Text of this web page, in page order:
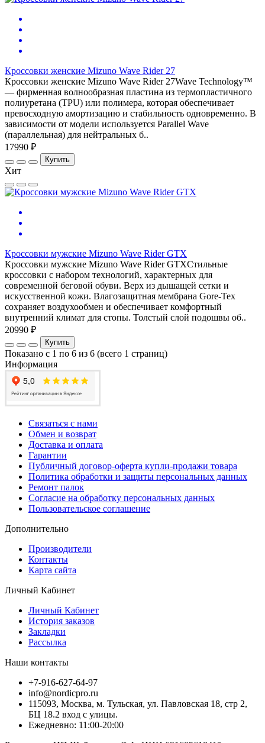
Кроссовки женские Mizuno Wave Rider 27
Кроссовки женские Mizuno Wave Rider 27Wave Technology™
— фирменная волнообразная пластина из термопластичного
полиуретана (TPU) или полимера, которая обеспечивает
превосходную амортизацию и стабильность одновременно. В
зависимости от модели используется Parallel Wave
(параллельная) для нейтральных б..
17990 ₽
Купить
Хит
Кроссовки мужские Mizuno Wave Rider GTX
Кроссовки мужские Mizuno Wave Rider GTXСтильные
кроссовки с набором технологий, характерных для
современной беговой обуви. Верх из дышащей сетки и
искусственной кожи. Влагозащитная мембрана Gore-Tex
сохраняет воздухообмен и обеспечивает комфортный
внутренний климат для стопы. Толстый слой подошвы об..
20990 ₽
Купить
Показано с 1 по 6 из 6 (всего 1 страниц)
Информация
Связаться с нами
Обмен и возврат
Доставка и оплата
Гарантии
Публичный договор-оферта купли-продажи товара
Политика обработки и защиты персональных данных
Ремонт палок
Согласие на обработку персональных данных
Пользовательское соглашение
Дополнительно
Производители
Контакты
Карта сайта
Личный Кабинет
Личный Кабинет
История заказов
Закладки
Рассылка
Наши контакты
+7-916-627-64-97
info@nordicpro.ru
115093, Москва, м. Тульская, ул. Павловская 18, стр 2,
БЦ 18.2 вход с улицы.
Ежедневно: 11:00-20:00